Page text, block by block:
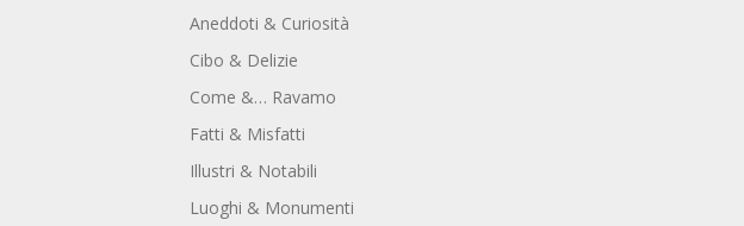
Aneddoti & Curiosità
Cibo & Delizie
Come &… Ravamo
Fatti & Misfatti
Illustri & Notabili
Luoghi & Monumenti